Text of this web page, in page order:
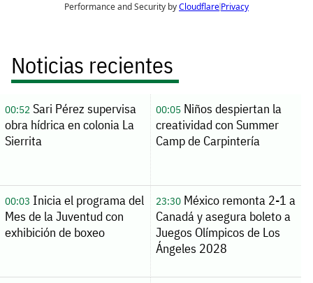
Noticias recientes
00:52Sari Pérez supervisa
obra hídrica en colonia La
Sierrita
00:05Niños despiertan la
creatividad con Summer
Camp de Carpintería
00:03 Inicia el programa del
Mes de la Juventud con
exhibición de boxeo
23:30México remonta 2-1 a
Canadá y asegura boleto a
Juegos Olímpicos de Los
Ángeles 2028